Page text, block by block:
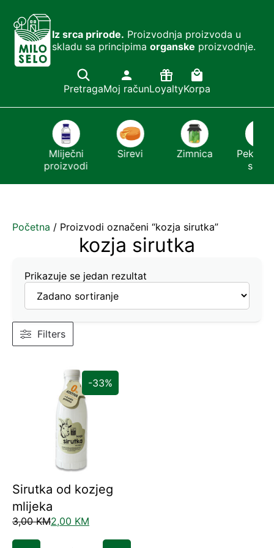
Iz srca prirode. Proizvodnja proizvoda u
skladu sa principima organske proizvodnje.
PretragaMoj računLoyaltyKorpa
Mliječni
proizvodi
Sirevi Zimnica
Pekmezi
sirće
Početna / Proizvodi označeni “kozja sirutka”
kozja sirutka
Prikazuje se jedan rezultat
Filters
-33%
Sirutka od kozjeg
mlijeka
3,00KM2,00 KM